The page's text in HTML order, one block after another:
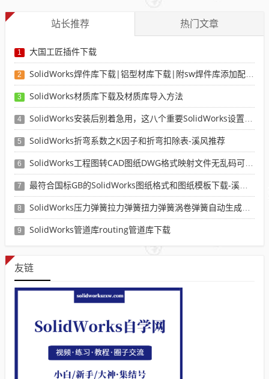
站长推荐 热门文章
1 大国工匠插件下载
2 SolidWorks焊件库下载|铝型材库下载|附sw焊件库添加配置使用教程
3 SolidWorks材质库下载及材质库导入方法
4 SolidWorks安装后别着急用，这八个重要SolidWorks设置可以提高你的画图效率
5 SolidWorks折弯系数之K因子和折弯扣除表-溪风推荐
6 SolidWorks工程图转CAD图纸DWG格式映射文件无乱码可分层-溪风亲测推荐
7 最符合国标GB的SolidWorks图纸格式和图纸模板下载-溪风专用版
8 SolidWorks压力弹簧拉力弹簧扭力弹簧涡卷弹簧自动生成宏程序下载
9 SolidWorks管道库routing管道库下载
友链